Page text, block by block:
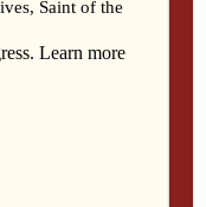
Mail